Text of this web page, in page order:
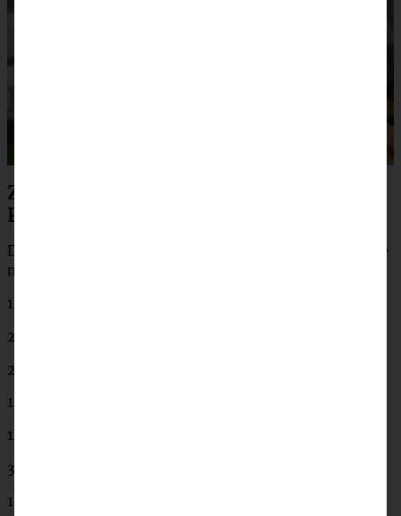
Zutaten für Walnuss-Marzipan-
Plätzchen
Das Rezept ergibt ca. 40 – 45 fertige Plätzchen (variiert je
nach Ausstecher!)
150 g Walnusskerne von Kluth
200 g weiche Butter
200 g feiner Zucker
1 Ei
1 Päckchen Bourbon-Vanille Zucker
375 g Mehl
1 Prise Salz